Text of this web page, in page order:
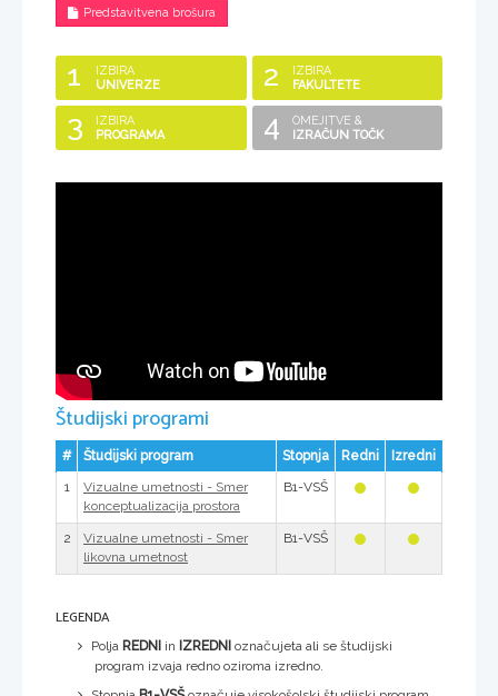
Predstavitvena brošura
1
IZBIRA
UNIVERZE
2
IZBIRA
FAKULTETE
3
IZBIRA
PROGRAMA
4
OMEJITVE &
IZRAČUN TOČK
Študijski programi
# Študijski program Stopnja Redni
Izredni
1
Vizualne umetnosti - Smer
konceptualizacija prostora
B1-VSŠ
2
Vizualne umetnosti - Smer
likovna umetnost
B1-VSŠ
LEGENDA
Polja REDNI in IZREDNI označujeta ali se študijski
program izvaja redno oziroma izredno.